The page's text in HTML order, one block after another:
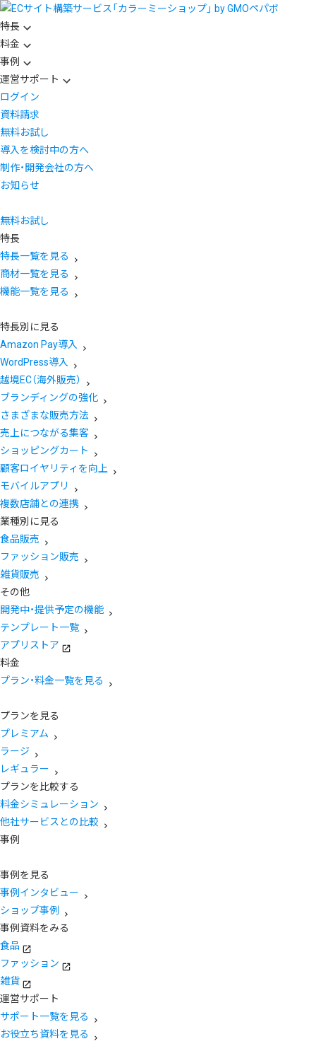
特長
料金
事例
運営サポート
ログイン
資料請求
無料お試し
導入を検討中の方へ
制作・開発会社の方へ
お知らせ
無料お試し
特長
特長一覧を見る
商材一覧を見る
機能一覧を見る
特長別に見る
Amazon Pay導入
WordPress導入
越境EC（海外販売）
ブランディングの強化
さまざまな販売方法
売上につながる集客
ショッピングカート
顧客ロイヤリティを向上
モバイルアプリ
複数店舗との連携
業種別に見る
食品販売
ファッション販売
雑貨販売
その他
開発中・提供予定の機能
テンプレート一覧
アプリストア
料金
プラン・料金一覧を見る
プランを見る
プレミアム
ラージ
レギュラー
プランを比較する
料金シミュレーション
他社サービスとの比較
事例
事例を見る
事例インタビュー
ショップ事例
事例資料をみる
食品
ファッション
雑貨
運営サポート
サポート一覧を見る
お役立ち資料を見る